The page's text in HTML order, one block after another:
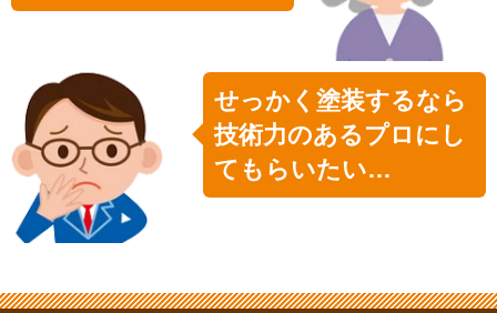
せっかく塗装するなら
技術力のあるプロにし
てもらいたい…